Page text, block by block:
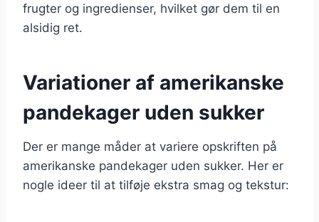
frugter og ingredienser, hvilket gør dem til en
alsidig ret.
Variationer af amerikanske
pandekager uden sukker
Der er mange måder at variere opskriften på
amerikanske pandekager uden sukker. Her er
nogle ideer til at tilføje ekstra smag og tekstur: